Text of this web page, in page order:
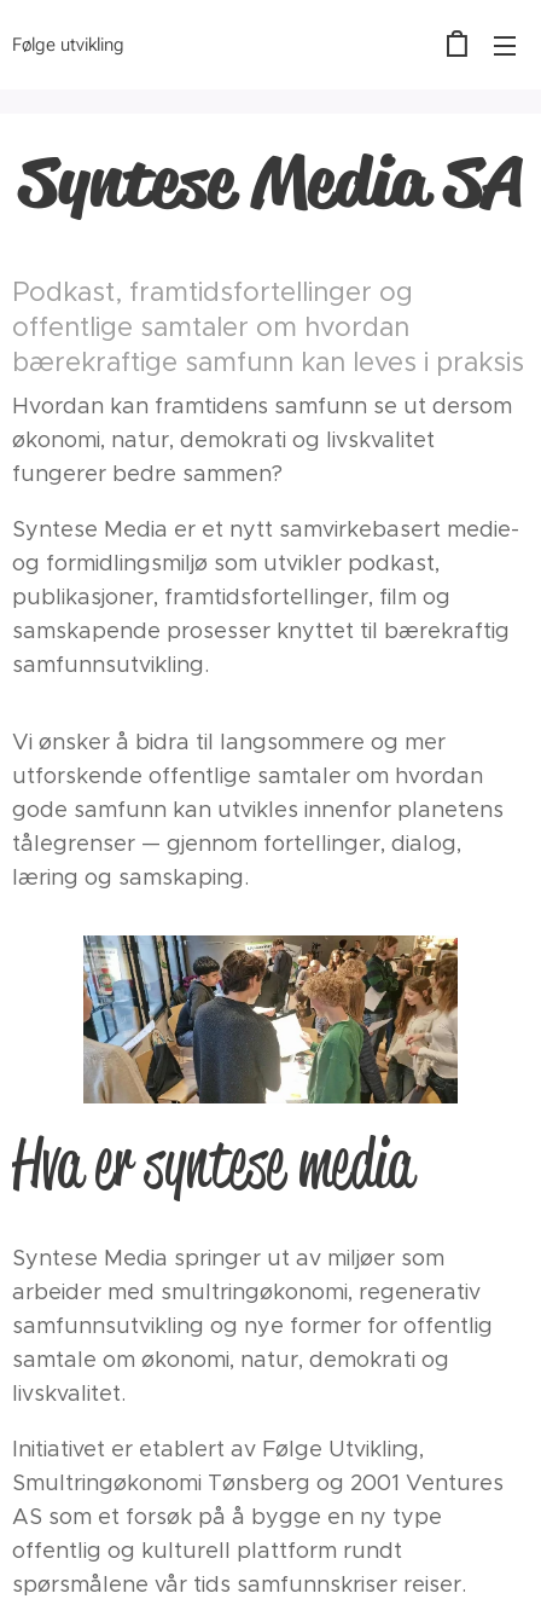
Følge utvikling
Syntese Media SA
Podkast, framtidsfortellinger og
offentlige samtaler om hvordan
bærekraftige samfunn kan leves i praksis
Hvordan kan framtidens samfunn se ut dersom
økonomi, natur, demokrati og livskvalitet
fungerer bedre sammen?
Syntese Media er et nytt samvirkebasert medie-
og formidlingsmiljø som utvikler podkast,
publikasjoner, framtidsfortellinger, film og
samskapende prosesser knyttet til bærekraftig
samfunnsutvikling.
Vi ønsker å bidra til langsommere og mer
utforskende offentlige samtaler om hvordan
gode samfunn kan utvikles innenfor planetens
tålegrenser — gjennom fortellinger, dialog,
læring og samskaping.
Hva er syntese media
Syntese Media springer ut av miljøer som
arbeider med smultringøkonomi, regenerativ
samfunnsutvikling og nye former for offentlig
samtale om økonomi, natur, demokrati og
livskvalitet.
Initiativet er etablert av Følge Utvikling,
Smultringøkonomi Tønsberg og 2001 Ventures
AS som et forsøk på å bygge en ny type
offentlig og kulturell plattform rundt
spørsmålene vår tids samfunnskriser reiser.